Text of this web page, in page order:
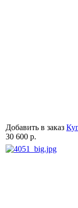
Добавить в заказ
30 600 р.